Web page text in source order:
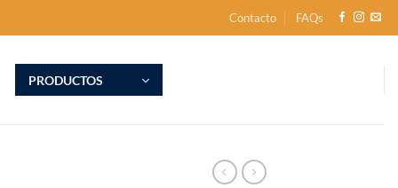
Contacto FAQs
PRODUCTOS